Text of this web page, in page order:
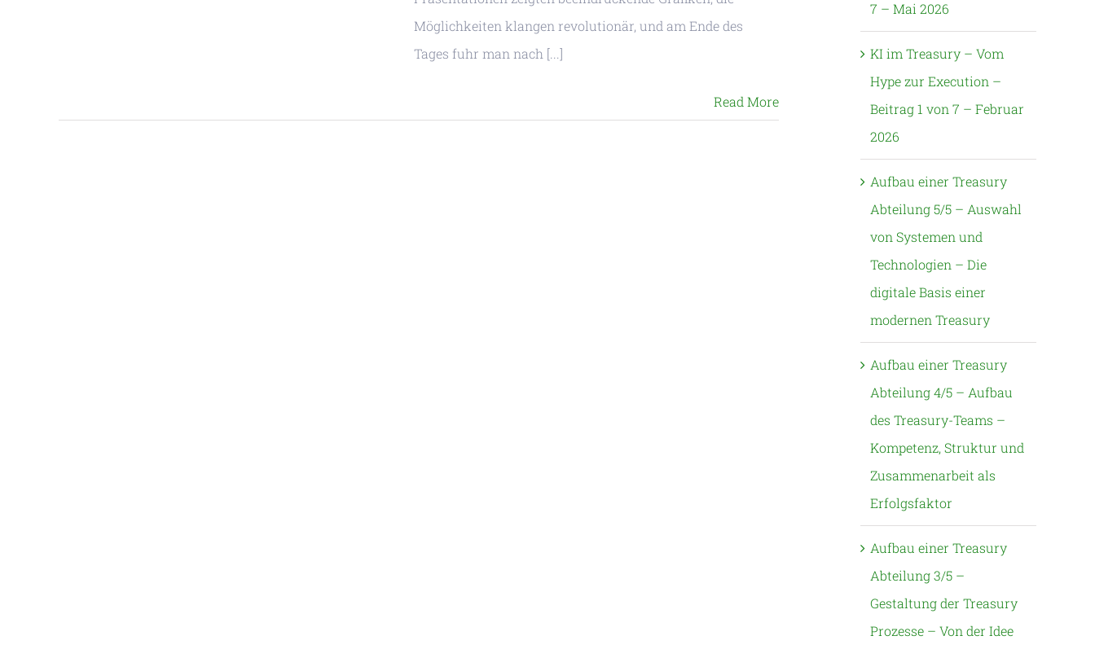
Möglichkeiten klangen revolutionär, und am Ende des
Tages fuhr man nach [...]
Read More
7 – Mai 2026
KI im Treasury – Vom
Hype zur Execution –
Beitrag 1 von 7 – Februar
2026
Aufbau einer Treasury
Abteilung 5/5 – Auswahl
von Systemen und
Technologien – Die
digitale Basis einer
modernen Treasury
Aufbau einer Treasury
Abteilung 4/5 – Aufbau
des Treasury-Teams –
Kompetenz, Struktur und
Zusammenarbeit als
Erfolgsfaktor
Aufbau einer Treasury
Abteilung 3/5 –
Gestaltung der Treasury
Prozesse – Von der Idee